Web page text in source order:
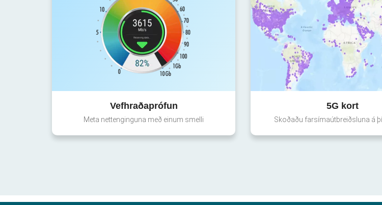
Vefhraðaprófun
Meta nettenginguna með einum smelli
5G kort
Skoðaðu farsímaútbreiðsluna á